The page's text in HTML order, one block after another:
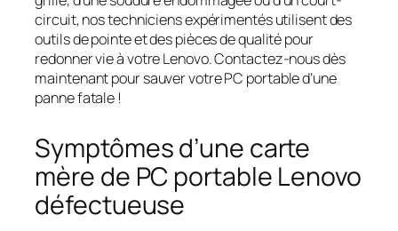
circuit, nos techniciens expérimentés utilisent des
outils de pointe et des pièces de qualité pour
redonner vie à votre Lenovo. Contactez-nous dès
maintenant pour sauver votre PC portable d’une
panne fatale !
Symptômes d’une carte
mère de PC portable Lenovo
défectueuse